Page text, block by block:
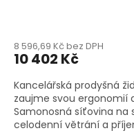
8 596,69 Kč bez DPH
10 402 Kč
Kancelářská prodyšná
zaujme svou ergonomií
Samonosná síťovina na
celodenní větrání a